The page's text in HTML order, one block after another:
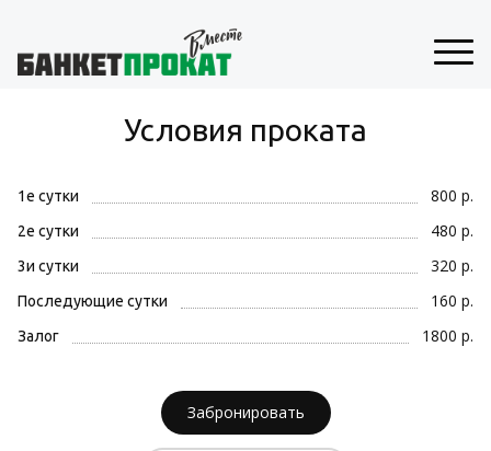
Условия проката
1е сутки 800 р.
2е сутки 480 р.
3и сутки 320 р.
Последующие сутки 160 р.
Залог 1800 р.
Забронировать